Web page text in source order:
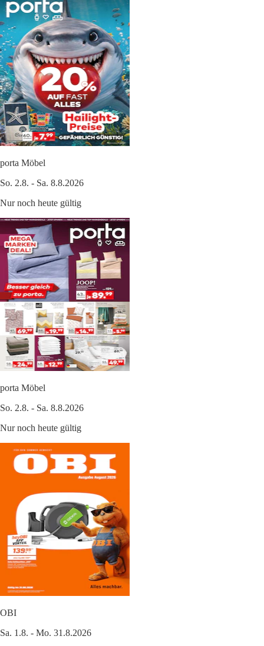
porta Möbel
So. 2.8. - Sa. 8.8.2026
Nur noch heute gültig
porta Möbel
So. 2.8. - Sa. 8.8.2026
Nur noch heute gültig
OBI
Sa. 1.8. - Mo. 31.8.2026